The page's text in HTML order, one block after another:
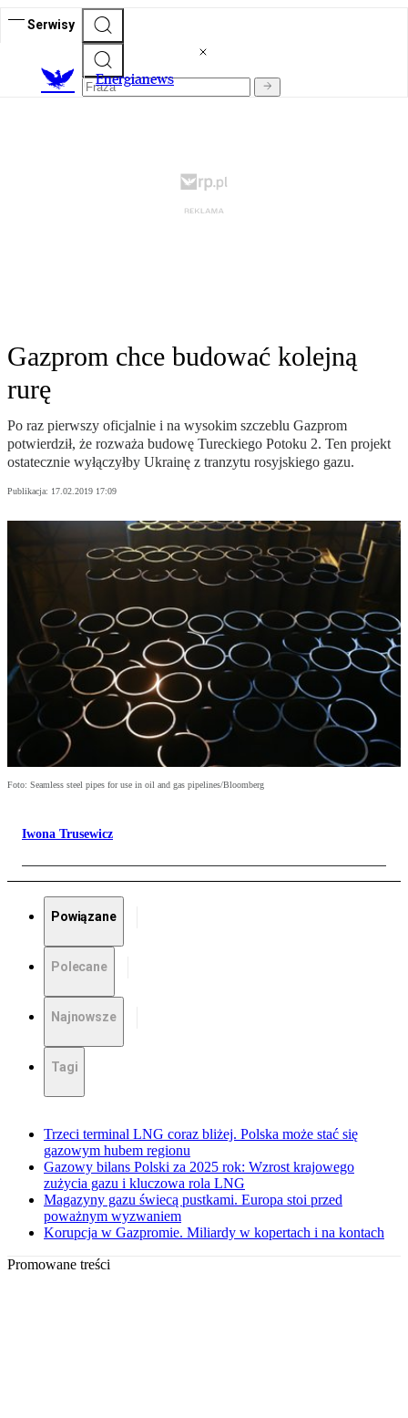
Serwisy
Energianews
Gazprom chce budować kolejną
rurę
Po raz pierwszy oficjalnie i na wysokim szczeblu Gazprom
potwierdził, że rozważa budowę Tureckiego Potoku 2. Ten projekt
ostatecznie wyłączyłby Ukrainę z tranzytu rosyjskiego gazu.
Publikacja: 17.02.2019 17:09
Foto: Seamless steel pipes for use in oil and gas pipelines/Bloomberg
Iwona Trusewicz
Powiązane
Polecane
Najnowsze
Tagi
Trzeci terminal LNG coraz bliżej. Polska może stać się
gazowym hubem regionu
Gazowy bilans Polski za 2025 rok: Wzrost krajowego
zużycia gazu i kluczowa rola LNG
Magazyny gazu świecą pustkami. Europa stoi przed
poważnym wyzwaniem
Korupcja w Gazpromie. Miliardy w kopertach i na kontach
Promowane treści